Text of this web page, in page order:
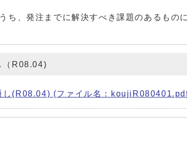
ち、発注までに解決すべき課題のあるもの
（R08.04)
し(R08.04) (ファイル名：